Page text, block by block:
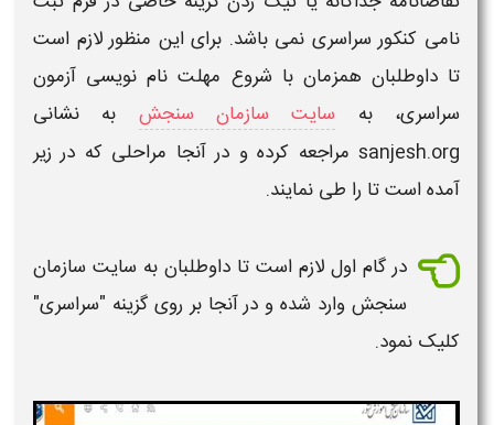
نامی کنکورسراسری نمی باشد. برای این منظور لازم است
تا داوطلبان همزمان با شروع مهلت نام نویسی آزمون
سراسری، به سایت سازمان سنجش به نشانی
sanjesh.org مراجعه کرده و در آنجا مراحلی که در زیر
آمده است تا را طی نمایند.
در گام اول لازم است تا داوطلبان به سایت سازمان
سنجش وارد شده و در آنجا بر روی گزینه "سراسری"
کلیک نمود.